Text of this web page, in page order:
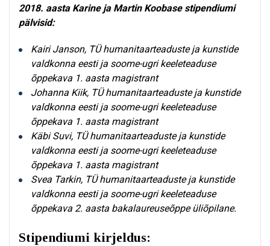
2018. aasta Karine ja Martin Koobase stipendiumi
pälvisid:
Kairi Janson, TÜ humanitaarteaduste ja kunstide
valdkonna eesti ja soome-ugri keeleteaduse
õppekava 1. aasta magistrant
Johanna Kiik, TÜ humanitaarteaduste ja kunstide
valdkonna eesti ja soome-ugri keeleteaduse
õppekava 1. aasta magistrant
Käbi Suvi, TÜ humanitaarteaduste ja kunstide
valdkonna eesti ja soome-ugri keeleteaduse
õppekava 1. aasta magistrant
Svea Tarkin, TÜ humanitaarteaduste ja kunstide
valdkonna eesti ja soome-ugri keeleteaduse
õppekava 2. aasta bakalaureuseõppe üliõpilane.
Stipendiumi kirjeldus: